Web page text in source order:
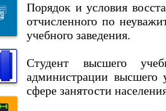
Порядок и условия
отчисленного по
учебного заведения.
Студент высшего
администрации высшего
сфере занятости